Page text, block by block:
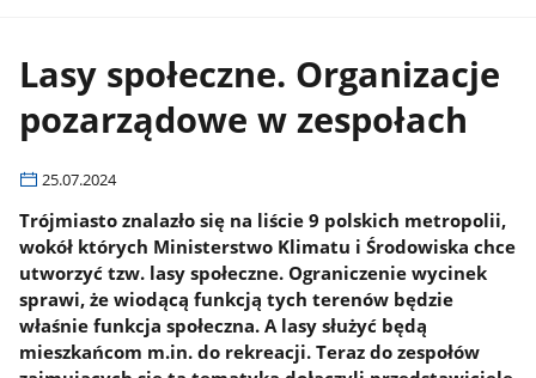
Lasy społeczne. Organizacje
pozarządowe w zespołach
25.07.2024
Trójmiasto znalazło się na liście 9 polskich metropolii,
wokół których Ministerstwo Klimatu i Środowiska chce
utworzyć tzw. lasy społeczne. Ograniczenie wycinek
sprawi, że wiodącą funkcją tych terenów będzie
właśnie funkcja społeczna. A lasy służyć będą
mieszkańcom m.in. do rekreacji. Teraz do zespołów